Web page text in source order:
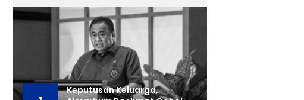
Keputusan Keluarga,